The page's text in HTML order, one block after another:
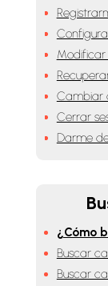
Modificar
Cambiar
Cerrar
Darme
¿Cómo
Buscar
Buscar